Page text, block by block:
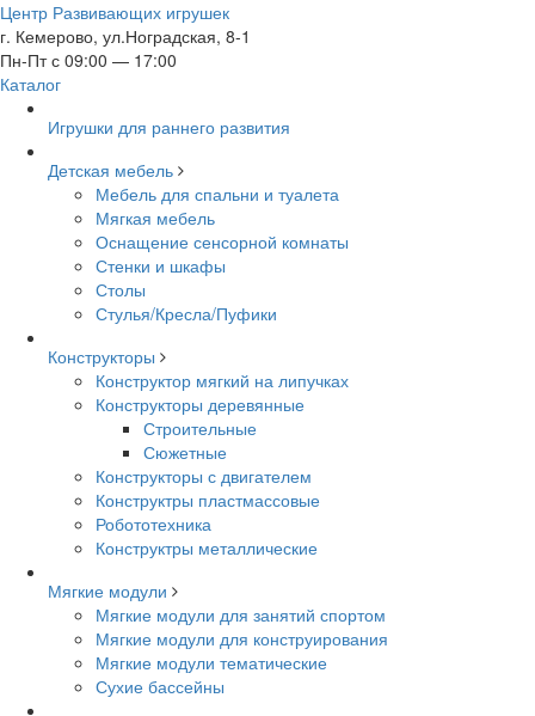
Центр Развивающих игрушек
г. Кемерово, ул.Ноградская, 8-1
Пн-Пт с 09:00 — 17:00
Каталог
Игрушки для раннего развития
Детская мебель
Мебель для спальни и туалета
Мягкая мебель
Оснащение сенсорной комнаты
Стенки и шкафы
Столы
Стулья/Кресла/Пуфики
Конструкторы
Конструктор мягкий на липучках
Конструкторы деревянные
Строительные
Сюжетные
Конструкторы с двигателем
Конструктры пластмассовые
Робототехника
Конструктры металлические
Мягкие модули
Мягкие модули для занятий спортом
Мягкие модули для конструирования
Мягкие модули тематические
Сухие бассейны